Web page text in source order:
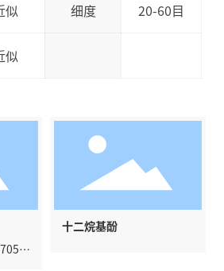
似 细度 20-60目
似
十二烷基酚